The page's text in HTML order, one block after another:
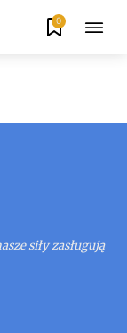
0
siły zasługują